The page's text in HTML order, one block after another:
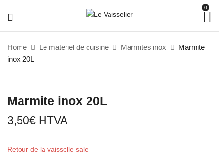
0
Home Le materiel de cuisine Marmites inox
Marmite
inox 20L
Marmite inox 20L
3,50€ HTVA
Retour de la vaisselle sale